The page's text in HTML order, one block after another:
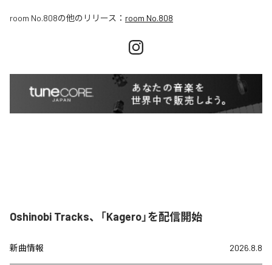
room No.808の他のリリース： room No.808
Oshinobi Tracks、「Kagero」を配信開始
新曲情報 2026.8.8